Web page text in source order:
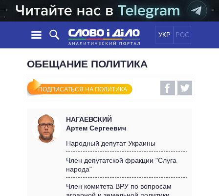
УКР РОС
НОВОСТИ
ЛЕНТА
СОБЫТИЯ
МНЕНИЯ
ОБЗОРЫ
ДАЙДЖЕСТЫ
ПОЛИТИКА
ЭКОНОМИКА
МИР
ОБЕЩАНИЯ
ВСЕ ПОЛИТИКИ
ПРЕЗИДЕНТ И ОФИС
КАБИНЕТ МИНИСТРОВ
ГЛАВЫ ОБЛАДМИНИСТРАЦИЙ
ИНФОГРАФИКА
ВИДЕО
ПОДДЕРЖАТЬ
СРАВНЕНИЕ ПОЛИТИКОВ
ОБЕЩАНИЕ ПОЛИТИКА
ПОДПИСАТЬСЯ НА ПОЛИТИКА
НАГАЕВСКИЙ
Артем Сергеевич
Народный депутат Украины
Член депутатской фракции "Слуга
народа"
Член комитета ВРУ по вопросам